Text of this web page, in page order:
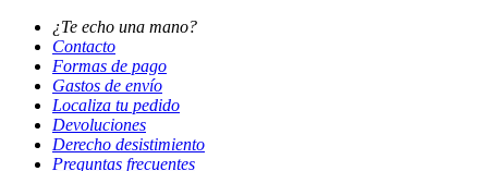
¿Te echo una mano?
Contacto
Formas de pago
Gastos de envío
Localiza tu pedido
Devoluciones
Derecho desistimiento
Preguntas frecuentes